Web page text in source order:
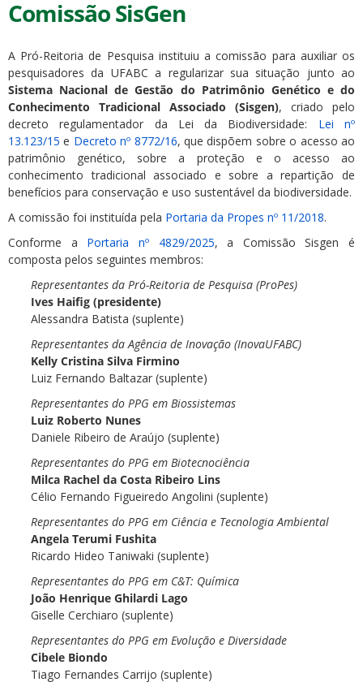
Comissão SisGen
A Pró-Reitoria de Pesquisa instituiu a comissão para auxiliar os
pesquisadores da UFABC a regularizar sua situação junto ao
Sistema Nacional de Gestão do Patrimônio Genético e do
Conhecimento Tradicional Associado (Sisgen), criado pelo
decreto regulamentador da Lei da Biodiversidade: Lei nº
13.123/15 e Decreto nº 8772/16, que dispõem sobre o acesso ao
patrimônio genético, sobre a proteção e o acesso ao
conhecimento tradicional associado e sobre a repartição de
benefícios para conservação e uso sustentável da biodiversidade.
A comissão foi instituída pela Portaria da Propes nº 11/2018.
Conforme a Portaria nº 4829/2025, a Comissão Sisgen é
composta pelos seguintes membros:
Representantes da Pró-Reitoria de Pesquisa (ProPes)
Ives Haifig (presidente)
Alessandra Batista (suplente)
Representantes da Agência de Inovação (InovaUFABC)
Kelly Cristina Silva Firmino
Luiz Fernando Baltazar (suplente)
Representantes do PPG em Biossistemas
Luiz Roberto Nunes
Daniele Ribeiro de Araújo (suplente)
Representantes do PPG em Biotecnociência
Milca Rachel da Costa Ribeiro Lins
Célio Fernando Figueiredo Angolini (suplente)
Representantes do PPG em Ciência e Tecnologia Ambiental
Angela Terumi Fushita
Ricardo Hideo Taniwaki (suplente)
Representantes do PPG em C&T: Química
João Henrique Ghilardi Lago
Giselle Cerchiaro (suplente)
Representantes do PPG em Evolução e Diversidade
Cibele Biondo
Tiago Fernandes Carrijo (suplente)